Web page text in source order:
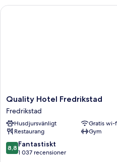
dubbelsäng
Quality
Hotel
Fredrikstad
Fredrikstad
Quality Hotel Fredrikstad
Fredrikstad
Husdjursvänligt
Gratis wi-
Restaurang
Gym
8.8
av
8,8 Fantastiskt
1 037 recensioner
Quality Hotel Fredrikstad